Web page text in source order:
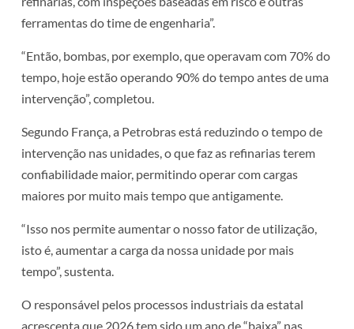
ferramentas do time de engenharia”.
“Então, bombas, por exemplo, que operavam com 70% do
tempo, hoje estão operando 90% do tempo antes de uma
intervenção”, completou.
Segundo França, a Petrobras está reduzindo o tempo de
intervenção nas unidades, o que faz as refinarias terem
confiabilidade maior, permitindo operar com cargas
maiores por muito mais tempo que antigamente.
“Isso nos permite aumentar o nosso fator de utilização,
isto é, aumentar a carga da nossa unidade por mais
tempo”, sustenta.
O responsável pelos processos industriais da estatal
acrescenta que 2026 tem sido um ano de “baixa” nas